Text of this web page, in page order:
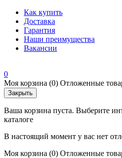
Как купить
Доставка
Гарантия
Наши преимущества
Вакансии
0
Моя корзина (0) Отложенные
Закрыть
Ваша корзина пуста. Выберите
каталоге
В настоящий момент у вас нет
Моя корзина (0) Отложенные